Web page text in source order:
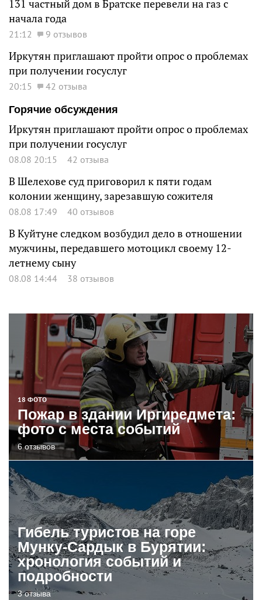
131 частный дом в Братске перевели на газ с
начала года
21:12 9 отзывов
Иркутян приглашают пройти опрос о проблемах
при получении госуслуг
20:15
42 отзыва
Горячие обсуждения
Иркутян приглашают пройти опрос о проблемах
при получении госуслуг
08.08 20:15 42 отзыва
В Шелехове суд приговорил к пяти годам
колонии женщину, зарезавшую сожителя
08.08 17:49 40 отзывов
В Куйтуне следком возбудил дело в отношении
мужчины, передавшего мотоцикл своему 12-
летнему сыну
08.08 14:44 38 отзывов
18 ФОТО
Пожар в здании Иргиредмета:
фото с места событий
6 отзывов
Гибель туристов на горе
Мунку-Сардык в Бурятии:
хронология событий и
подробности
3 отзыва